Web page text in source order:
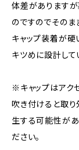
体差がありますが
のですのでそのま
キャップ装着が硬
キツめに設計して
※キャップはアク
吹き付けると取り
生する可能性があ
ださい。